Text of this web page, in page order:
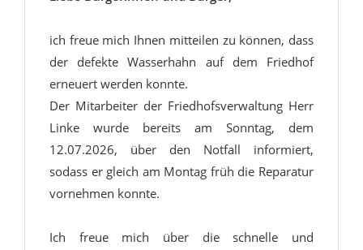
ich freue mich Ihnen mitteilen zu können, dass
der defekte Wasserhahn auf dem Friedhof
erneuert werden konnte.
Der Mitarbeiter der Friedhofsverwaltung Herr
Linke wurde bereits am Sonntag, dem
12.07.2026, über den Notfall informiert,
sodass er gleich am Montag früh die Reparatur
vornehmen konnte.
Ich freue mich über die schnelle und